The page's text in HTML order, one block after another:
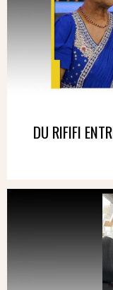
DU RIFIFI